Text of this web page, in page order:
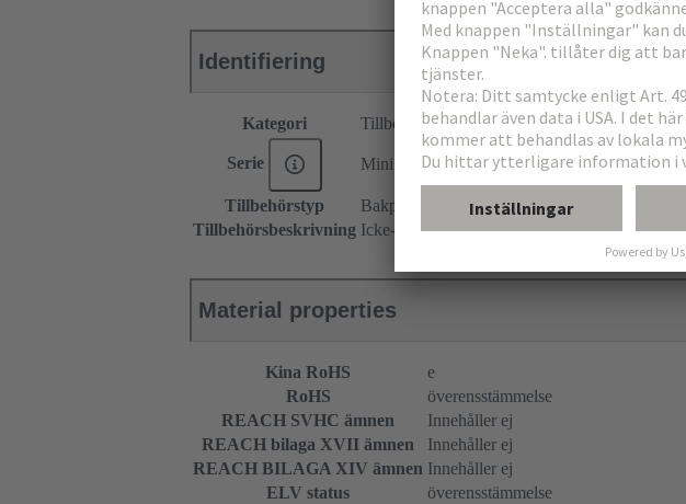
Identifiering
Kategori Tillbehör
Serie Mini Coax
Tillbehörstyp
Bakplansram
Tillbehörsbeskrivning Icke-metalliserade borrningar
Material properties
Kina RoHS
e
RoHS
överensstämmelse
REACH SVHC ämnen
Innehåller ej
REACH bilaga XVII ämnen
Innehåller ej
REACH BILAGA XIV ämnen Innehåller ej
ELV status
överensstämmelse